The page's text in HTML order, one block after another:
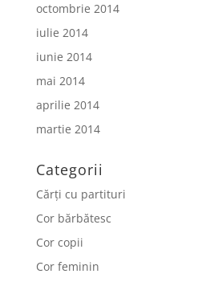
octombrie 2014
iulie 2014
iunie 2014
mai 2014
aprilie 2014
martie 2014
Categorii
Cărți cu partituri
Cor bărbătesc
Cor copii
Cor feminin